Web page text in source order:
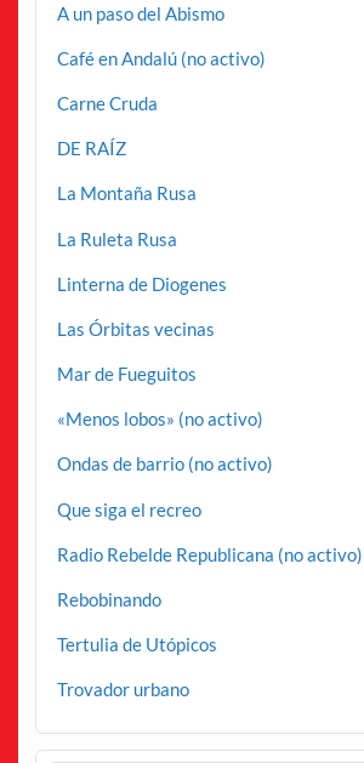
A un paso del Abismo
Café en Andalú (no activo)
Carne Cruda
DE RAÍZ
La Montaña Rusa
La Ruleta Rusa
Linterna de Diogenes
Las Órbitas vecinas
Mar de Fueguitos
«Menos lobos» (no activo)
Ondas de barrio (no activo)
Que siga el recreo
Radio Rebelde Republicana (no activo)
Rebobinando
Tertulia de Utópicos
Trovador urbano